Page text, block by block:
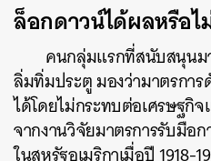
ล็อกดาวน์ได้ผลหรือไ
คนกลุ่มแรกที่สนับสนุน
ลิ่มทิ่มประตู มองว่ามาตรกา
ได้โดยไม่กระทบต่อเศรษฐกิ
จากงานวิจัยมาตรการรับมือ